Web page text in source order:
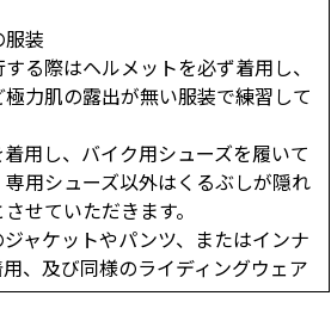
服装
る際はヘルメットを必ず着用し、
力肌の露出が無い服装で練習して
用し、バイク用シューズを履いて
用シューズ以外はくるぶしが隠れ
せていただきます。
ャケットやパンツ、またはインナ
、及び同様のライディングウェア